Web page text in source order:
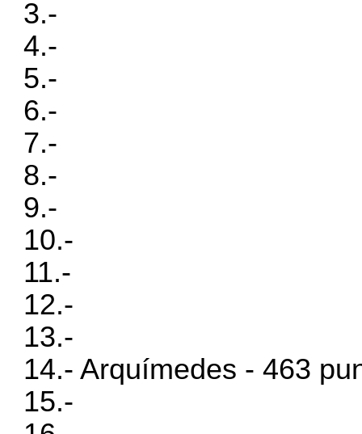
3.-
4.-
5.-
6.-
7.-
8.-
9.-
10.-
11.-
12.-
13.-
14.- Arquímedes - 463
15.-